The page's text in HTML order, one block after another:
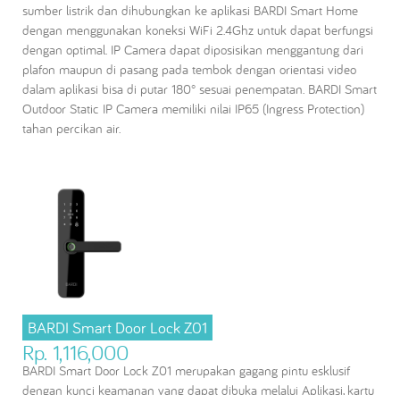
sumber listrik dan dihubungkan ke aplikasi BARDI Smart Home
dengan menggunakan koneksi WiFi 2.4Ghz untuk dapat berfungsi
dengan optimal. IP Camera dapat diposisikan menggantung dari
plafon maupun di pasang pada tembok dengan orientasi video
dalam aplikasi bisa di putar 180° sesuai penempatan. BARDI Smart
Outdoor Static IP Camera memiliki nilai IP65 (Ingress Protection)
tahan percikan air.
BARDI Smart Door Lock Z01
Rp. 1,116,000
BARDI Smart Door Lock Z01 merupakan gagang pintu esklusif
dengan kunci keamanan yang dapat dibuka melalui Aplikasi, kartu